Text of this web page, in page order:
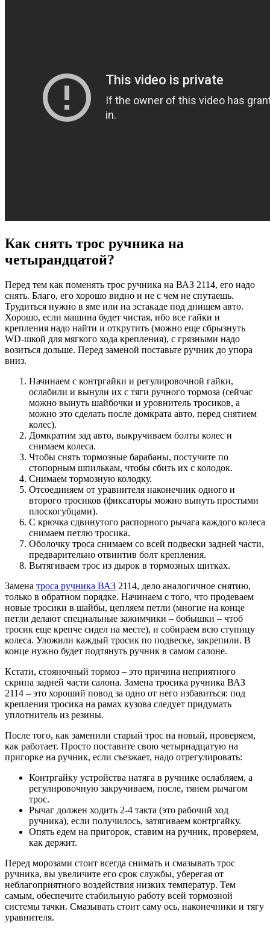
Как снять трос ручника на
четырандцатой?
Перед тем как поменять трос ручника на ВАЗ 2114, его надо
снять. Благо, его хорошо видно и не с чем не спутаешь.
Трудиться нужно в яме или на эстакаде под днищем авто.
Хорошо, если машина будет чистая, ибо все гайки и
крепления надо найти и открутить (можно еще сбрызнуть
WD-шкой для мягкого хода крепления), с грязными надо
возиться дольше. Перед заменой поставьте ручник до упора
вниз.
Начинаем с контргайки и регулировочной гайки,
ослабили и вынули их с тяги ручного тормоза (сейчас
можно вынуть шайбочки и уровнитель тросиков, а
можно это сделать после домкрата авто, перед снятием
колес).
Домкратим зад авто, выкручиваем болты колес и
снимаем колеса.
Чтобы снять тормозные барабаны, постучите по
стопорным шпилькам, чтобы сбить их с колодок.
Снимаем тормозную колодку.
Отсоединяем от уравнителя наконечник одного и
второго тросиков (фиксаторы можно вынуть простыми
плоскогубцами).
С крючка сдвинутого распорного рычага каждого колеса
снимаем петлю тросика.
Оболочку троса снимаем со всей подвески задней части,
предварительно отвинтив болт крепления.
Вытягиваем трос из дырок в тормозных щитках.
Замена троса ручника ВАЗ 2114, дело аналогичное снятию,
только в обратном порядке. Начинаем с того, что продеваем
новые тросики в шайбы, цепляем петли (многие на конце
петли делают специальные зажимчики – бобышки – чтоб
тросик еще крепче сидел на месте), и собираем всю ступицу
колеса. Уложили каждый тросик по подвеске, закрепили. В
конце нужно будет подтянуть ручник в самом салоне.
Кстати, стояночный тормоз – это причина неприятного
скрипа задней части салона. Замена тросика ручника ВАЗ
2114 – это хороший повод за одно от него избавиться: под
крепления тросика на рамах кузова следует придумать
уплотнитель из резины.
После того, как заменили старый трос на новый, проверяем,
как работает. Просто поставите свою четырнадцатую на
пригорке на ручник, если съезжает, надо отрегулировать:
Контргайку устройства натяга в ручнике ослабляем, а
регулировочную закручиваем, после, тянем рычагом
трос.
Рычаг должен ходить 2-4 такта (это рабочий ход
ручника), если получилось, затягиваем контргайку.
Опять едем на пригорок, ставим на ручник, проверяем,
как держит.
Перед морозами стоит всегда снимать и смазывать трос
ручника, вы увеличите его срок службы, уберегая от
неблагоприятного воздействия низких температур. Тем
самым, обеспечите стабильную работу всей тормозной
системы тачки. Смазывать стоит саму ось, наконечники и тягу
уравнителя.